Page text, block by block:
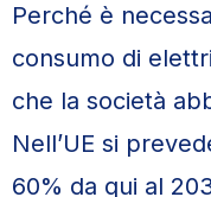
Perché è
consumo di
che la società
Nell’UE si
60% da qui al